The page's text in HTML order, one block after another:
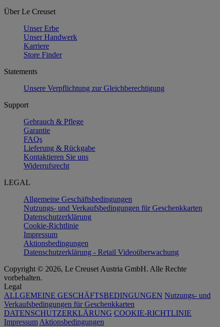
Über Le Creuset
Unser Erbe
Unser Handwerk
Karriere
Store Finder
Statements
Unsere Verpflichtung zur Gleichberechtigung
Support
Gebrauch & Pflege
Garantie
FAQs
Lieferung & Rückgabe
Kontaktieren Sie uns
Widerrufsrecht
LEGAL
Allgemeine Geschäftsbedingungen
Nutzungs- und Verkaufsbedingungen für Geschenkkarten
Datenschutzerklärung
Cookie-Richtlinie
Impressum
Aktionsbedingungen
Datenschutzerklärung - Retail Videoüberwachung
Copyright © 2026, Le Creuset Austria GmbH. Alle Rechte
vorbehalten.
Legal
ALLGEMEINE GESCHÄFTSBEDINGUNGEN Nutzungs- und
Verkaufsbedingungen für Geschenkkarten
DATENSCHUTZERKLÄRUNG COOKIE-RICHTLINIE
Impressum Aktionsbedingungen